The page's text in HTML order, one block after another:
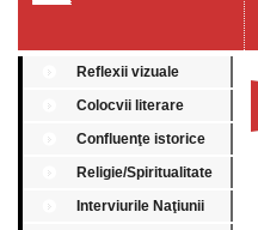
Reflexii vizuale
Colocvii literare
Confluenţe istorice
Religie/Spiritualitate
Interviurile Naţiunii